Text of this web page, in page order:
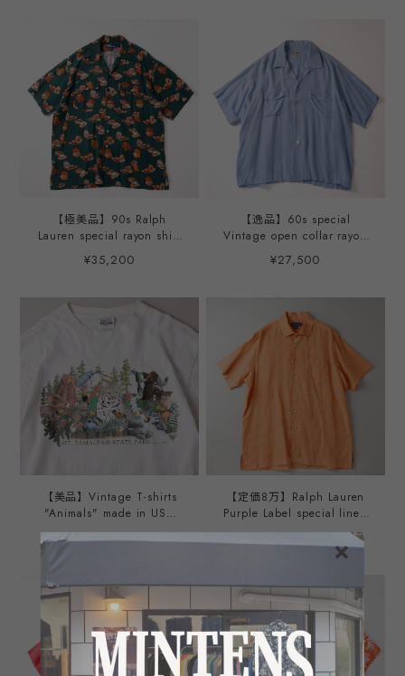
ントコンディション
コンディション
【極美品】90s Ralph
Lauren special rayon shirt
Green S/S mint condition
／ ラルフローレン スペシャ
リーン サイズL サマーシャ
ツ 夏服 ミントコンディショ
¥35,200
【逸品】60s special
Vintage open collar rayon
オープンカラー レーヨン シ
ャツ ビッグサイズ サイズL
サマーシャツ アメリカ製
¥27,500
【美品】Vintage T-shirts
"Animals" made in USA
fabrics Tee mint condition
／90年代 アニマル プリン
ト ヴィンテージ Tシャツ
USA製生地 サイズXL ホワイ
ト
¥9,900
【定価8万】Ralph Lauren
Purple Label special linen
shirt S/S made in Italy
mint condition ／ ラルフロ
ーレン パープルレーベル ス
レンジ イタリア製 サイズXL
半袖 ビッグサイズ ほぼ未使
用品
¥27,500